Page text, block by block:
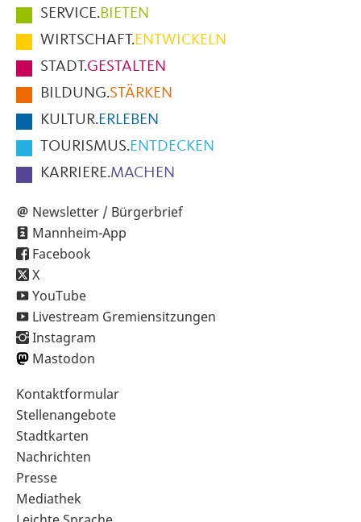
Hauptmenüpunkte
im
Fußbereich
der
Seite
SERVICE.BIETEN
WIRTSCHAFT.ENTWICKELN
STADT.GESTALTEN
BILDUNG.STÄRKEN
KULTUR.ERLEBEN
TOURISMUS.ENTDECKEN
KARRIERE.MACHEN
Newsletter / Bürgerbrief
Mannheim-App
Facebook
X
YouTube
Livestream Gremiensitzungen
Instagram
Mastodon
Sekundärnavigation
im
Fußbereich
Kontaktformular
Stellenangebote
Stadtkarten
Nachrichten
Presse
Mediathek